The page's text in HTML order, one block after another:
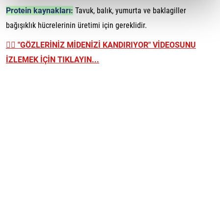
Protein kaynakları: Tavuk, balık, yumurta ve baklagiller
bağışıklık hücrelerinin üretimi için gereklidir.
👉🏼 "GÖZLERİNİZ MİDENİZİ KANDIRIYOR" VİDEOSUNU
İZLEMEK İÇİN TIKLAYIN...